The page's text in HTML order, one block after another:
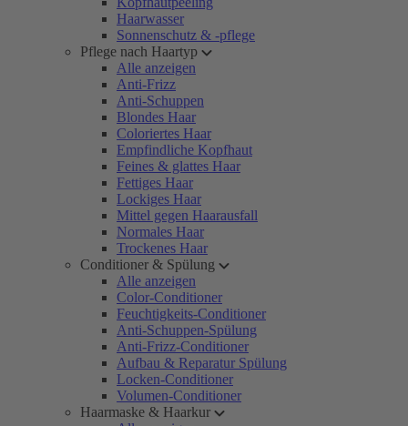
Haarwasser
Sonnenschutz & -pflege
Pflege nach Haartyp
Alle anzeigen
Anti-Frizz
Anti-Schuppen
Blondes Haar
Coloriertes Haar
Empfindliche Kopfhaut
Feines & glattes Haar
Fettiges Haar
Lockiges Haar
Mittel gegen Haarausfall
Normales Haar
Trockenes Haar
Conditioner & Spülung
Alle anzeigen
Color-Conditioner
Feuchtigkeits-Conditioner
Anti-Schuppen-Spülung
Anti-Frizz-Conditioner
Aufbau & Reparatur Spülung
Locken-Conditioner
Volumen-Conditioner
Haarmaske & Haarkur